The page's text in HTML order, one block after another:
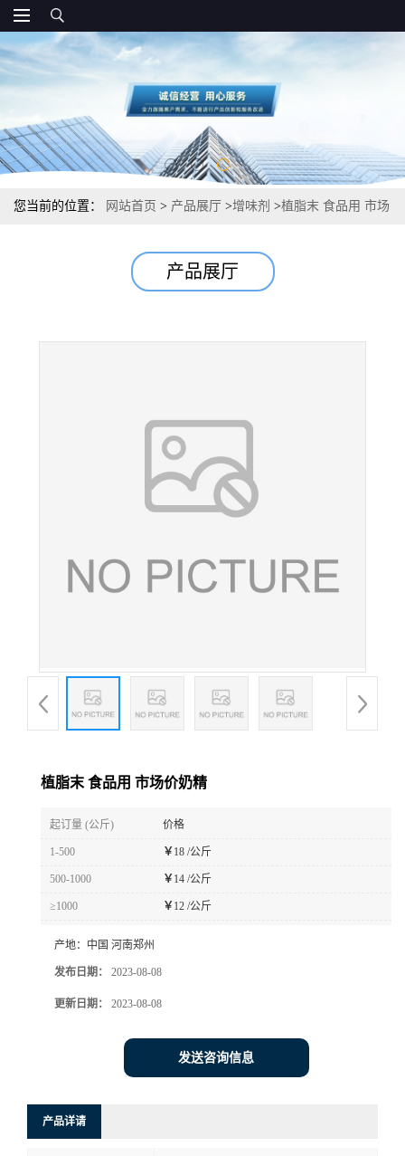
您当前的位置： 网站首页 > 产品展厅 >增味剂 >植脂末 食品用 市场
产品展厅
植脂末 食品用 市场价奶精
起订量 (公斤) 价格
1-500 ￥ 18 /公斤
500-1000 ￥ 14 /公斤
≥1000 ￥ 12 /公斤
产地： 中国 河南郑州
发布日期： 2023-08-08
更新日期： 2023-08-08
发送咨询信息
产品详请